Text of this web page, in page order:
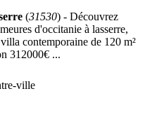
(31530) - Découvrez
d'occitanie à lasserre,
contemporaine de 120 m²
312000€ ...
ville